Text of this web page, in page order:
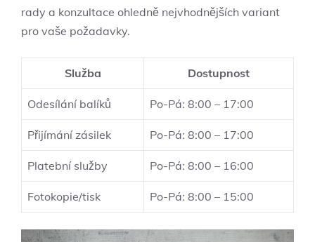
rady a konzultace ohledně nejvhodnějších variant
pro vaše požadavky.
Služba Dostupnost
Odesílání balíků Po-Pá: 8:00 – 17:00
Přijímání zásilek Po-Pá: 8:00 – 17:00
Platební služby Po-Pá: 8:00 – 16:00
Fotokopie/tisk Po-Pá: 8:00 – 15:00